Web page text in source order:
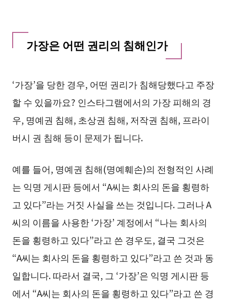
가장은 어떤 권리의 침해인가
‘가장’을 당한 경우, 어떤 권리가 침해당했다고 주장
할 수 있을까요? 인스타그램에서의 가장 피해의 경
우, 명예권 침해, 초상권 침해, 저작권 침해, 프라이
버시 권 침해 등이 문제가 됩니다.
예를 들어, 명예권 침해(명예훼손)의 전형적인 사례
는 익명 게시판 등에서 “A씨는 회사의 돈을 횡령하
고 있다”라는 거짓 사실을 쓰는 것입니다. 그러나 A
씨의 이름을 사용한 ‘가장’ 계정에서 “나는 회사의
돈을 횡령하고 있다”라고 쓴 경우도, 결국 그것은
“A씨는 회사의 돈을 횡령하고 있다”라고 쓴 것과 동
일합니다. 따라서 결국, 그 ‘가장’은 익명 게시판 등
에서 “A씨는 회사의 돈을 횡령하고 있다”라고 쓴 경